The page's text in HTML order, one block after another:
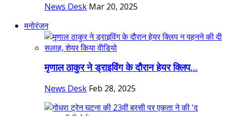
News Desk Mar 20, 2025
मनोरंजन
मृणाल ठाकुर ने ड्राइविंग के दौरान हेयर क्लिप...
News Desk Feb 28, 2025